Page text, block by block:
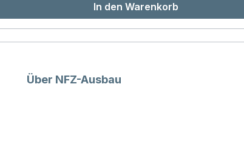
In den Warenkorb
Über NFZ-Ausbau